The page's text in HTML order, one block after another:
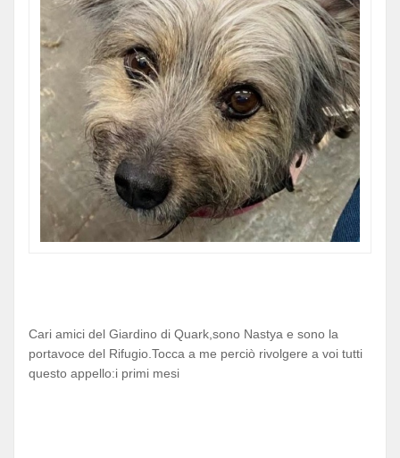
Cari amici del Giardino di Quark,sono Nastya e sono la
portavoce del Rifugio.Tocca a me perciò rivolgere a voi tutti
questo appello:i primi mesi